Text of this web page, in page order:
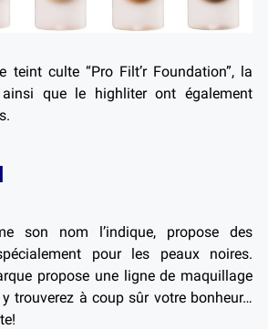
culte “Pro Filt’r Foundation”, la
que le highliter ont également
son nom l’indique, propose des
pour les peaux noires.
propose une ligne de maquillage
trouverez à coup sûr votre bonheur…